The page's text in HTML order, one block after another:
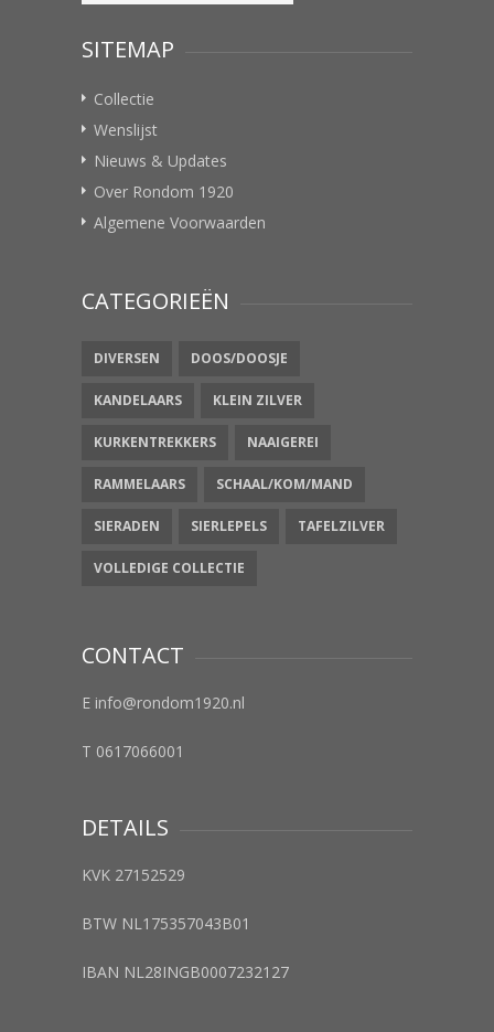
SITEMAP
Collectie
Wenslijst
Nieuws & Updates
Over Rondom 1920
Algemene Voorwaarden
CATEGORIEËN
DIVERSEN DOOS/DOOSJE
KANDELAARS KLEIN ZILVER
KURKENTREKKERS NAAIGEREI
RAMMELAARS SCHAAL/KOM/MAND
SIERADEN SIERLEPELS TAFELZILVER
VOLLEDIGE COLLECTIE
CONTACT
E info@rondom1920.nl
T 0617066001
DETAILS
KVK 27152529
BTW NL175357043B01
IBAN NL28INGB0007232127